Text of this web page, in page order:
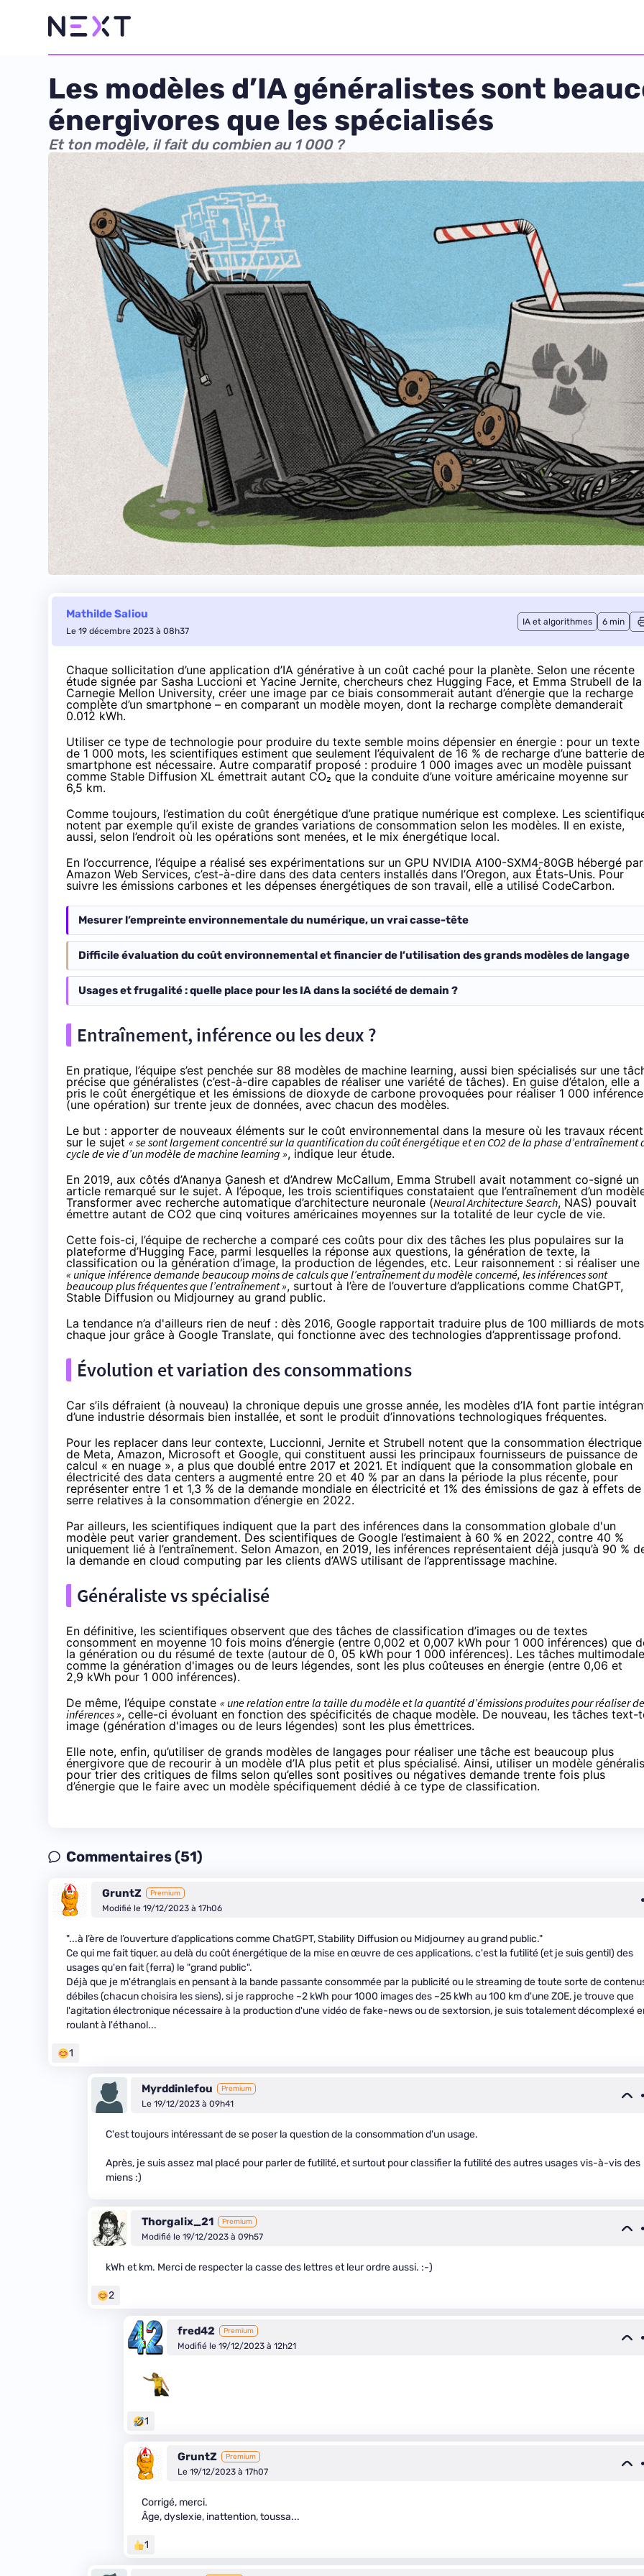
Les modèles d’IA généralistes sont
énergivores que les spécialisés
Et ton modèle, il fait du combien au 1 000 ?
Mathilde Saliou
Le 19 décembre 2023 à 08h37
IA et algorithmes 6 min
Chaque sollicitation d’une application d’IA générative à un coût caché pour la planète. Selon une récente
étude signée par Sasha Luccioni et Yacine Jernite, chercheurs chez Hugging Face, et Emma Strubell de la
Carnegie Mellon University, créer une image par ce biais consommerait autant d’énergie que la recharge
complète d’un smartphone – en comparant un modèle moyen, dont la recharge complètedemanderait
0.012 kWh.
Utiliser ce type de technologie pour produire du texte semble moins dépensier en énergie : pour un texte
de 1 000 mots, les scientifiques estiment que seulement l’équivalent de 16 % de recharge d’une batterie de
smartphone est nécessaire. Autre comparatif proposé : produire 1 000 images avec un modèle puissant
comme Stable Diffusion XL émettrait autant CO₂ que la conduite d’une voiture américaine moyenne sur
6,5 km.
Comme toujours, l’estimation du coût énergétique d’une pratique numérique est complexe. Les
notent par exemple qu’il existe de grandes variations de consommation selon les modèles. Il en existe,
aussi, selon l’endroit où les opérations sont menées, et le mix énergétique local.
En l’occurrence, l’équipe a réalisé ses expérimentations sur un GPU NVIDIA A100-SXM4-80GB hébergé par
Amazon Web Services, c’est-à-dire dans des data centers installés dans l’Oregon, aux États-Unis. Pour
suivre les émissions carbones et les dépenses énergétiques de son travail, elle a utilisé CodeCarbon.
Mesurer l’empreinte environnementale du numérique, un vrai casse-tête
Difficile évaluation du coût environnemental et financier de l’utilisation des grands modèles de langage
Usages et frugalité : quelle place pour les IA dans la société de demain ?
Entraînement, inférence ou les deux ?
En pratique, l’équipe s’est penchée sur 88 modèles de machine learning, aussi bien spécialisés sur une
précise que généralistes (c’est-à-dire capables de réaliser une variété de tâches). En guise d’étalon, elle a
pris le coût énergétique et les émissions de dioxyde de carbone provoquées pour réaliser 1 000
(une opération) sur trente jeux de données, avec chacun des modèles.
Le but : apporter de nouveaux éléments sur le coût environnemental dans la mesure où les travaux
sur le sujet« se sont largement concentré sur la quantification du coût énergétique et en CO2 de la phase d’entraînement
cycle de vie d’un modèle de machine learning », indique leur étude.
En 2019, aux côtés d’Ananya Ganesh et d’Andrew McCallum, Emma Strubell avait notamment co-signé un
article remarqué sur le sujet. À l’époque, les trois scientifiques constataient que l’entraînement d’un
Transformer avec recherche automatique d’architecture neuronale (Neural Architecture Search, NAS) pouvait
émettre autant de CO2 que cinq voitures américaines moyennes sur la totalité de leur cycle de vie.
Cette fois-ci, l’équipe de recherche a comparé ces coûts pour dix des tâches les plus populaires sur la
plateforme d’Hugging Face, parmi lesquelles la réponse aux questions, la génération de texte, la
classification ou la génération d’image, la production de légendes, etc. Leur raisonnement : si réaliser une
« unique inférence demande beaucoup moins de calculs que l’entraînement du modèle concerné, les inférences sont
beaucoup plus fréquentes que l’entraînement », surtout à l’ère de l’ouverture d’applications comme ChatGPT,
Stable Diffusion ou Midjourney au grand public.
La tendance n’a d'ailleurs rien de neuf : dès 2016, Google rapportait traduire plus de 100 milliards de mots
chaque jour grâce à Google Translate, qui fonctionne avec des technologies d’apprentissage profond.
Évolution et variation des consommations
Car s’ils défraient (à nouveau) la chronique depuis une grosse année, les modèles d’IA font partie
d’une industrie désormais bien installée, et sont le produit d’innovations technologiques fréquentes.
Pour les replacer dans leur contexte, Luccionni, Jernite et Strubell notent que la consommation électrique
de Meta, Amazon, Microsoft et Google, qui constituent aussi les principaux fournisseurs de puissance de
calcul « en nuage », a plus que doublé entre 2017 et 2021. Et indiquent que la consommation globale en
électricité des data centers a augmenté entre 20 et 40 % par an dans la période la plus récente, pour
représenter entre 1 et 1,3 % de la demande mondiale en électricité et 1% des émissions de gaz à effets de
serre relatives à la consommation d’énergie en 2022.
Par ailleurs, les scientifiques indiquent que la part des inférences dans la consommation globale d'un
modèle peut varier grandement. Des scientifiques de Google l’estimaient à 60 % en 2022, contre 40 %
uniquement lié à l’entraînement. Selon Amazon, en 2019, les inférences représentaient déjà jusqu’à 90 %
la demande en cloud computing par les clients d’AWS utilisant de l’apprentissage machine.
Généraliste vs spécialisé
En définitive, les scientifiques observent que des tâches de classification d’images ou de textes
consomment en moyenne 10 fois moins d’énergie (entre 0,002 et 0,007 kWh pour 1 000 inférences) que
la génération ou du résumé de texte (autour de 0, 05 kWh pour 1 000 inférences). Les tâches
comme la génération d'images ou de leurs légendes, sont les plus coûteuses en énergie (entre 0,06 et
2,9 kWh pour 1 000 inférences).
De même, l’équipe constate « une relation entre la taille du modèle et la quantité d’émissions produites pour réaliser
inférences », celle-ci évoluant en fonction des spécificités de chaque modèle. De nouveau, les tâches text-
image (génération d'images ou de leurs légendes) sont les plus émettrices.
Elle note, enfin, qu’utiliser de grands modèles de langages pour réaliser une tâche est beaucoup plus
énergivore que de recourir à un modèle d’IA plus petit et plus spécialisé. Ainsi, utiliser un modèle
pour trier des critiques de films selon qu’elles sont positives ou négatives demande trente fois plus
d’énergie que le faire avec un modèle spécifiquement dédié à ce type de classification.
Commentaires (51)
GruntZ Premium
Modifié le 19/12/2023 à 17h06
"...à l’ère de l’ouverture d’applications comme ChatGPT, Stability Diffusion ou Midjourney au grand public."
Ce qui me fait tiquer, au delà du coût énergétique de la mise en œuvre de ces applications, c'est la futilité (et je suis gentil) des
usages qu'en fait (ferra) le "grand public".
Déjà que je m'étranglais en pensant à la bande passante consommée par la publicité ou le streaming de toute sorte de
débiles (chacun choisira les siens), si je rapproche ~2 kWh pour 1000 images des ~25 kWh au 100 km d'une ZOE, je trouve que
l'agitation électronique nécessaire à la production d'une vidéo de fake-news ou de sextorsion, je suis totalement décomplexé
roulant à l'éthanol...
1
Myrddinlefou Premium
Le 19/12/2023 à 09h41
C'est toujours intéressant de se poser la question de la consommation d'un usage.
Après, je suis assez mal placé pour parler de futilité, et surtout pour classifier la futilité des autres usages vis-à-vis des
miens :)
Thorgalix_21 Premium
Modifié le 19/12/2023 à 09h57
kWh et km. Merci de respecter la casse des lettres et leur ordre aussi. :-)
2
fred42 Premium
Modifié le 19/12/2023 à 12h21
1
GruntZ Premium
Le 19/12/2023 à 17h07
Corrigé, merci.
Âge, dyslexie, inattention, toussa...
1